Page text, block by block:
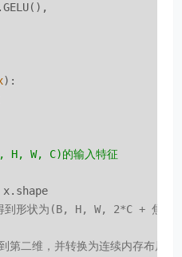
):
H, W, C)的输入特征
x.shape
到形状为(B, H, W, 2*C + 焦点
第二维，并转换为连续内存布局